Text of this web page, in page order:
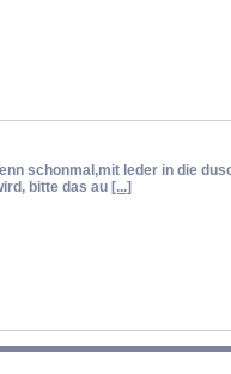
schonmal,mit leder in die
bitte das au [...]